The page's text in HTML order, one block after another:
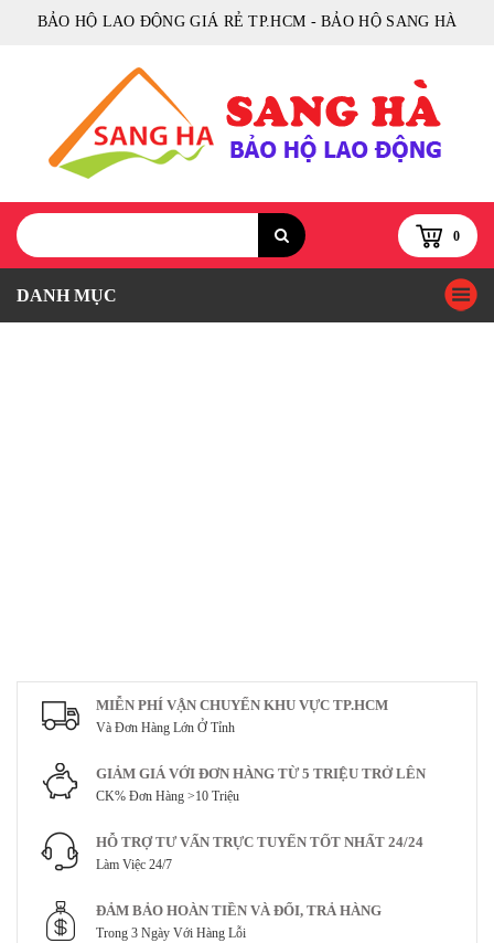
BẢO HỘ LAO ĐỘNG GIÁ RẺ TP.HCM - BẢO HỘ SANG HÀ
0
DANH MỤC
MIỄN PHÍ VẬN CHUYỂN KHU VỰC TP.HCM
Và Đơn Hàng Lớn Ở Tỉnh
GIẢM GIÁ VỚI ĐƠN HÀNG TỪ 5 TRIỆU TRỞ LÊN
CK% Đơn Hàng >10 Triệu
HỖ TRỢ TƯ VẤN TRỰC TUYẾN TỐT NHẤT 24/24
Làm Việc 24/7
ĐẢM BẢO HOÀN TIỀN VÀ ĐỔI, TRẢ HÀNG
Trong 3 Ngày Với Hàng Lỗi